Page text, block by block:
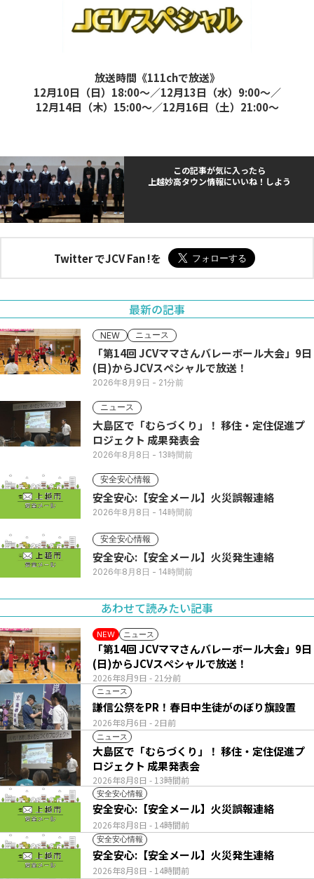
放送時間《111chで放送》
12月10日（日）18:00～／12月13日（水）9:00～／
12月14日（木）15:00～／12月16日（土）21:00～
この記事が気に入ったら
上越妙高タウン情報にいいね！しよう
Twitter でJCV Fan !を
最新の記事
NEW ニュース
「第14回 JCVママさんバレーボール大会」9日
(日)からJCVスペシャルで放送！
2026年8月9日 - 21分前
ニュース
大島区で「むらづくり」！ 移住・定住促進プ
ロジェクト 成果発表会
2026年8月8日 - 13時間前
安全安心情報
安全安心:【安全メール】火災誤報連絡
2026年8月8日 - 14時間前
安全安心情報
安全安心:【安全メール】火災発生連絡
2026年8月8日 - 14時間前
あわせて読みたい記事
NEW ニュース
2026年8月9日 - 21分前
「第14回 JCVママさんバレーボール大会」9日
(日)からJCVスペシャルで放送！
ニュース
2026年8月6日 - 2日前
謙信公祭をPR！春日中生徒がのぼり旗設置
ニュース
2026年8月8日 - 13時間前
大島区で「むらづくり」！ 移住・定住促進プ
ロジェクト 成果発表会
安全安心情報
2026年8月8日 - 14時間前
安全安心:【安全メール】火災誤報連絡
安全安心情報
2026年8月8日 - 14時間前
安全安心:【安全メール】火災発生連絡